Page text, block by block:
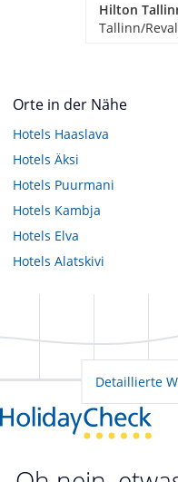
Hilton
Tallinn/
Orte in der Nähe
Hotels Haaslava
Hotels Äksi
Hotels Puurmani
Hotels Kambja
Hotels Elva
Hotels Alatskivi
Detaillierte